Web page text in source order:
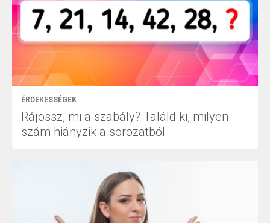
ÉRDEKESSÉGEK
Rájössz, mi a szabály? Találd ki, milyen
szám hiányzik a sorozatból